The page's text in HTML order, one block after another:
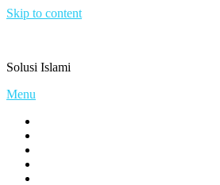
Skip to content
Solusi Islami
Menu